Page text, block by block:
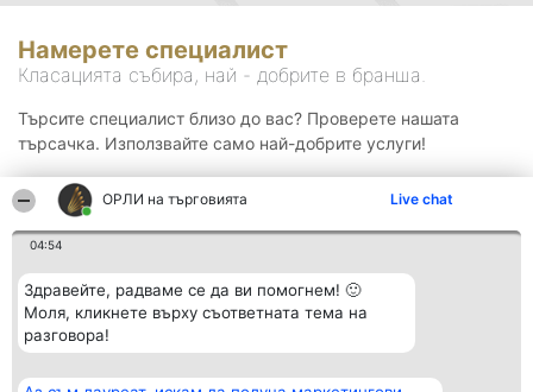
ОРЛИ на търговията Live chat
04:54
Здравейте, радваме се да ви помогнем! 🙂
Моля, кликнете върху съответната тема на
разговора!
Намерете специалист
Класацията събира, най - добрите в бранша.
Търсите специалист близо до вас? Проверете нашата
търсачка. Използвайте само най-добрите услуги!